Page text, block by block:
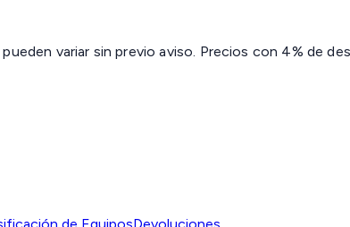
variar sin previo aviso. Precios con 4% de